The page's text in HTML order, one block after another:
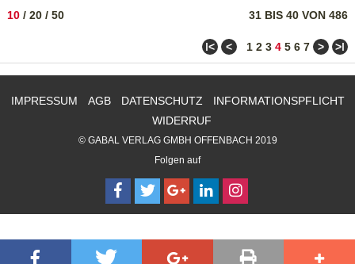
31 BIS 40 VON 486
10 / 20 / 50
ǀ< < 1 2 3 4 5 6 7 > >ǀ
IMPRESSUM AGB DATENSCHUTZ
INFORMATIONSPFLICHT
WIDERRUF
© GABAL VERLAG GMBH OFFENBACH 2019
Folgen auf